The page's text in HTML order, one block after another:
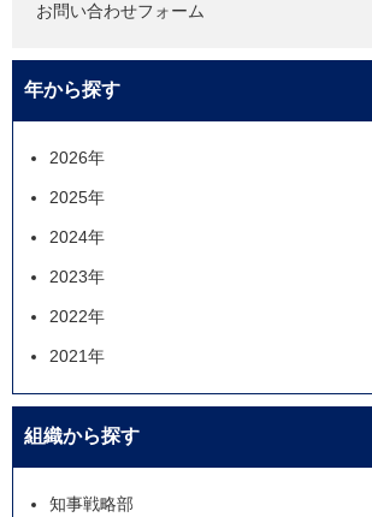
お問い合わせフォーム
年から探す
2026年
2025年
2024年
2023年
2022年
2021年
組織から探す
知事戦略部